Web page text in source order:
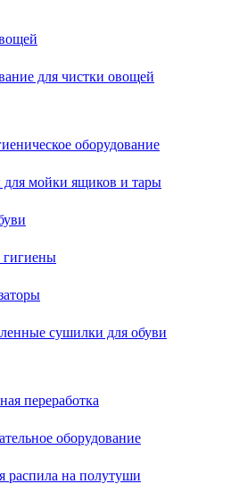
для чистки овощей
оборудование
мойки ящиков и тары
сушилки для обуви
переработка
оборудование
распила на полутуши